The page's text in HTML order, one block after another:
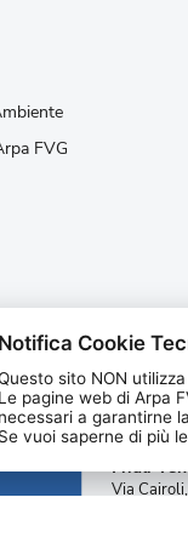
FVG
Agenzia
Friuli
Via
Notifica Cookie
sito NON
Le pagine web di Arpa
necessari a garantirne
Se vuoi saperne di più